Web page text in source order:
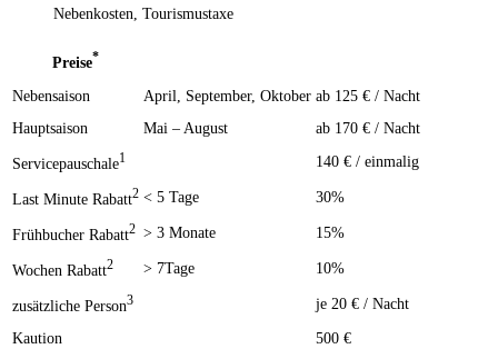
Nebenkosten, Tourismustaxe
Preise*
Nebensaison April, September, Oktober ab 125 € / Nacht
Hauptsaison
Mai – August ab 170 € / Nacht
Servicepauschale1 140 € / einmalig
Last Minute Rabatt2 < 5 Tage 30%
Frühbucher Rabatt2 > 3 Monate 15%
Wochen Rabatt2 > 7Tage 10%
zusätzliche Person3 je 20 € / Nacht
Kaution 500 €